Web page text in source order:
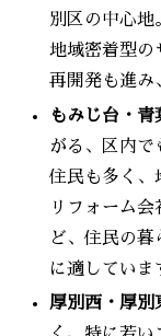
別区の中心地
地域密着型の
再開発も進み
もみじ台・青
がる、区内で
住民も多く、
リフォーム
ど、住民の
に適していま
厚別西・厚別